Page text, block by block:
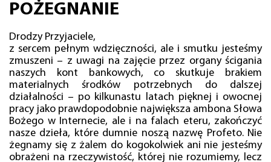
POŻEGNANIE
Drodzy Przyjaciele,
z sercem pełnym wdzięczności, ale i smutku jesteśmy
zmuszeni – z uwagi na zajęcie przez organy ścigania
naszych kont bankowych, co skutkuje brakiem
materialnych środków potrzebnych do dalszej
działalności – po kilkunastu latach pięknej i owocnej
pracy jako prawdopodobnie największa ambona Słowa
Bożego w Internecie, ale i na falach eteru, zakończyć
nasze dzieła, które dumnie noszą nazwę Profeto. Nie
żegnamy się z żalem do kogokolwiek ani nie jesteśmy
obrażeni na rzeczywistość, której nie rozumiemy, lecz